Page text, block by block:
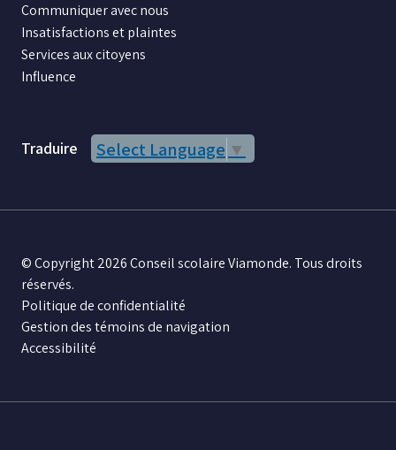
Communiquer avec nous
Insatisfactions et plaintes
Services aux citoyens
Influence
Traduire Select Language ▼
© Copyright 2026 Conseil scolaire Viamonde. Tous droits
réservés.
Politique de confidentialité
Gestion des témoins de navigation
Accessibilité